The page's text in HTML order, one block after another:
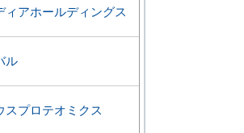
ィアホールディングス
ル
スプロテオミクス